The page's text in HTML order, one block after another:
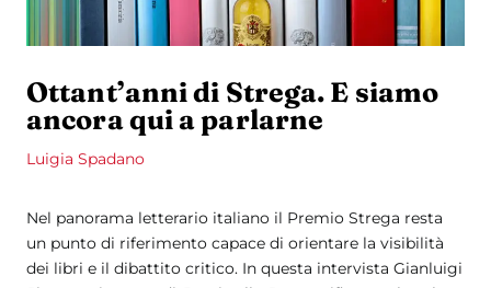
Ottant’anni di Strega. E siamo
ancora qui a parlarne
Luigia Spadano
Nel panorama letterario italiano il Premio Strega resta
un punto di riferimento capace di orientare la visibilità
dei libri e il dibattito critico. In questa intervista Gianluigi